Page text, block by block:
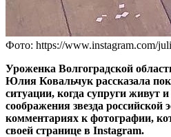
Фото: https://www.instagram.com/
Уроженка Волгоградской
Юлия Ковальчук рассказала
ситуации, когда супруги живут
соображения звезда российской
комментариях к фотографии,
своей странице в Instagram.